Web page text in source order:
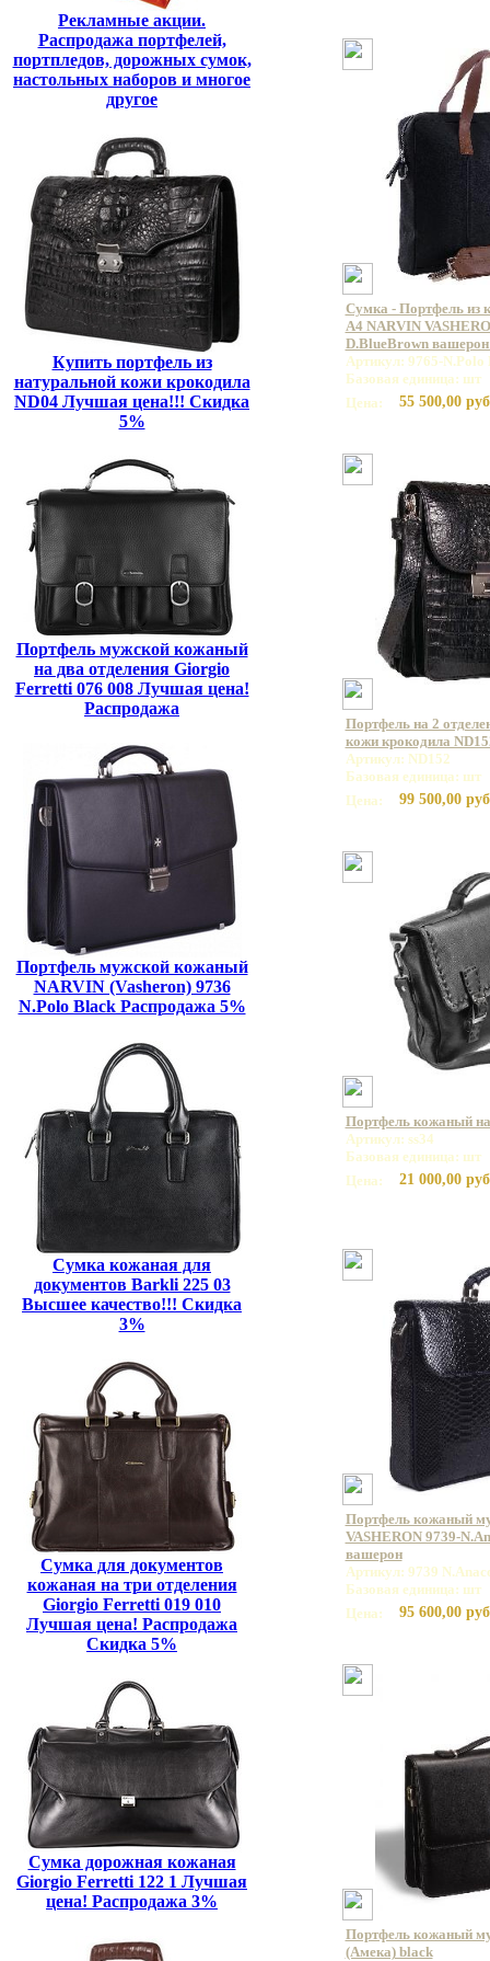
Рекламные акции.
Распродажа портфелей,
портпледов, дорожных сумок,
настольных наборов и многое
другое
Купить портфель из
натуральной кожи крокодила
ND04 Лучшая цена!!! Скидка
5%
Портфель мужской кожаный
на два отделения Giorgio
Ferretti 076 008 Лучшая цена!
Распродажа
Портфель мужской кожаный
NARVIN (Vasheron) 9736
N.Polo Black Распродажа 5%
Сумка кожаная для
документов Barkli 225 03
Высшее качество!!! Скидка
3%
Сумка для документов
кожаная на три отделения
Giorgio Ferretti 019 010
Лучшая цена! Распродажа
Скидка 5%
Сумка дорожная кожаная
Giorgio Ferretti 122 1 Лучшая
цена! Распродажа 3%
Сумка - Портфель из
А4 NARVIN
D.BlueBrown
Артикул: 9765-N.Polo
Базовая единица: шт
Цена:
55 500,00
Портфель на 2
кожи крокодила
Артикул: ND152
Базовая единица: шт
Цена:
99 500,00
Портфель кожаный на
Артикул: ss34
Базовая единица: шт
Цена:
21 000,00
Портфель кожаный
VASHERON 9739-
вашерон
Артикул: 9739
Базовая единица: шт
Цена:
95 600,00
Портфель кожаный
(Амека) black